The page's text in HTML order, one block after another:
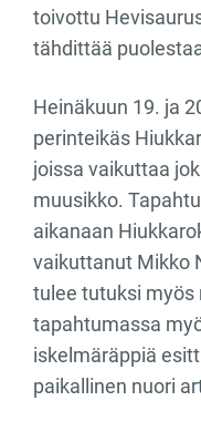
toivottu
tähdittää
Heinäkuun 19. ja
perinteikäs
joissa vaikuttaa
muusikko.
aikanaan
vaikuttanut Mikko
tulee tutuksi myös
tapahtumassa
iskelmäräppiä
paikallinen nuori